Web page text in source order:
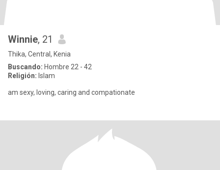
Winnie, 21
Thika, Central, Kenia
Buscando: Hombre 22 - 42
Religión: Islam
am sexy, loving, caring and compationate